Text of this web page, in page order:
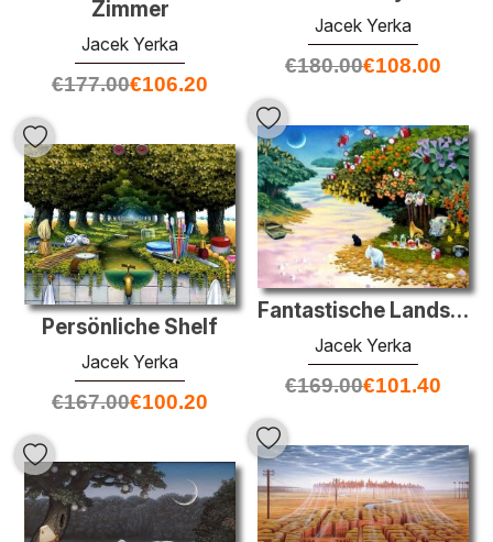
Jacek Yerka
€180.00€108.00
Zimmer
Jacek Yerka
€177.00€106.20
Fantastische Landschaft
Jacek Yerka
€169.00€101.40
Persönliche Shelf
Jacek Yerka
€167.00€100.20